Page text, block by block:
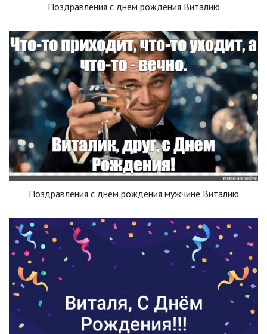
Поздравления с днём рождения Виталию
Поздравления с днём рождения мужчине Виталию